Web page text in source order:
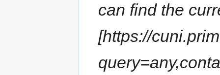
can find the
[https://